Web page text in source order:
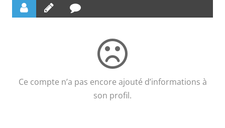
Ce compte n’a pas encore ajouté d’informations à
son profil.